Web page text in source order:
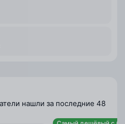
нашли за последние 48